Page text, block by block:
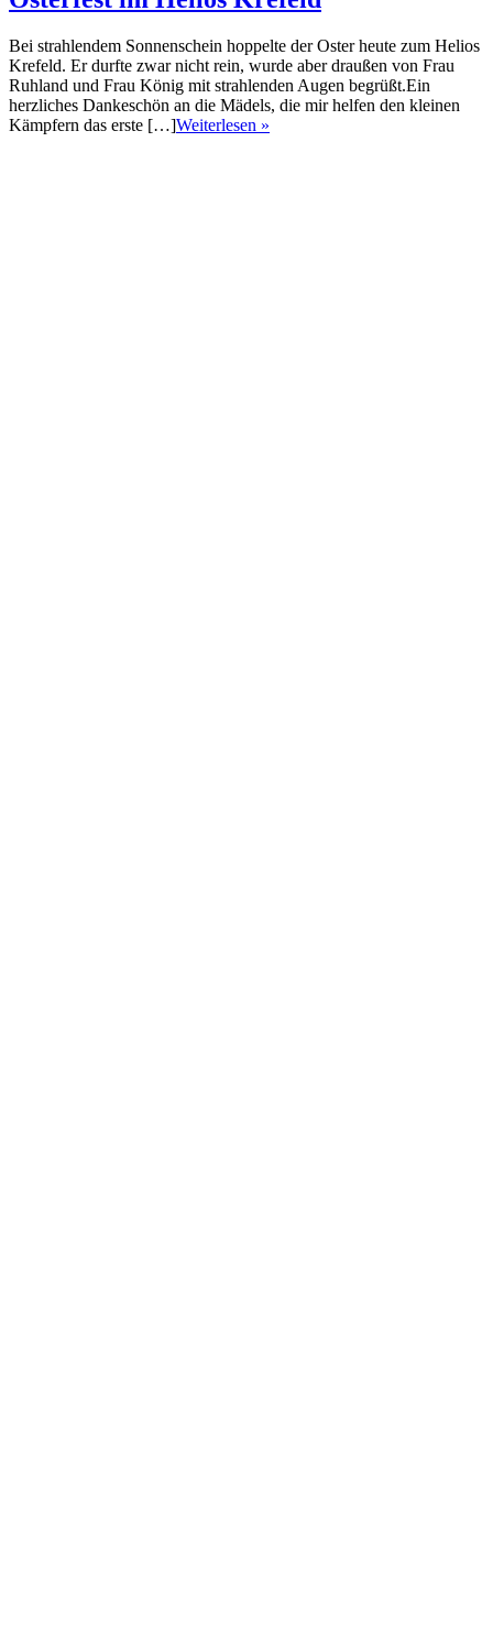
Bei strahlendem Sonnenschein hoppelte der Oster heute zum Helios
Krefeld. Er durfte zwar nicht rein, wurde aber draußen von Frau
Ruhland und Frau König mit strahlenden Augen begrüßt.Ein
herzliches Dankeschön an die Mädels, die mir helfen den kleinen
Kämpfern das erste […]Weiterlesen »